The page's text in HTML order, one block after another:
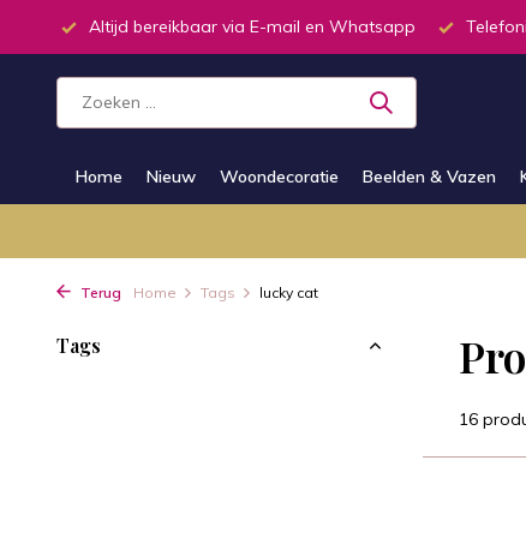
Altijd bereikbaar via E-mail en Whatsapp
Home Nieuw Woondecoratie Beelden & Vazen
Terug Home Tags lucky cat
Tags
16